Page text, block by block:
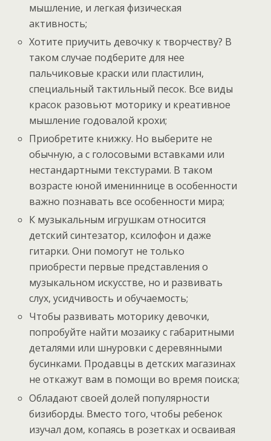
мышление, и легкая физическая
активность;
Хотите приучить девочку к творчеству? В
таком случае подберите для нее
пальчиковые краски или пластилин,
специальный тактильный песок. Все виды
красок разовьют моторику и креативное
мышление годовалой крохи;
Приобретите книжку. Но выберите не
обычную, а с голосовыми вставками или
нестандартными текстурами. В таком
возрасте юной имениннице в особенности
важно познавать все особенности мира;
К музыкальным игрушкам относится
детский синтезатор, ксилофон и даже
гитарки. Они помогут не только
приобрести первые представления о
музыкальном искусстве, но и развивать
слух, усидчивость и обучаемость;
Чтобы развивать моторику девочки,
попробуйте найти мозаику с габаритными
деталями или шнуровки с деревянными
бусинками. Продавцы в детских магазинах
не откажут вам в помощи во время поиска;
Обладают своей долей популярности
бизиборды. Вместо того, чтобы ребенок
изучал дом, копаясь в розетках и осваивая